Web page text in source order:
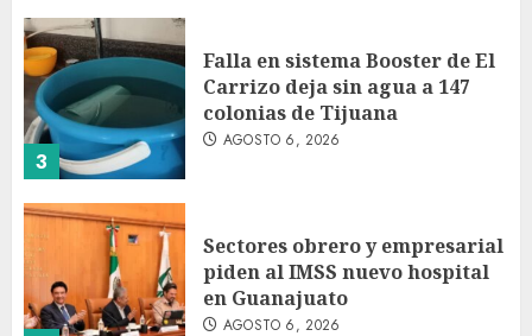
3
Falla en sistema Booster de El
Carrizo deja sin agua a 147
colonias de Tijuana
AGOSTO 6, 2026
Sectores obrero y empresarial
piden al IMSS nuevo hospital
en Guanajuato
AGOSTO 6, 2026